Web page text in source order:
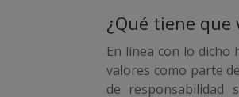
¿Qué tiene
En línea con lo dicho
valores como parte
de responsabilidad